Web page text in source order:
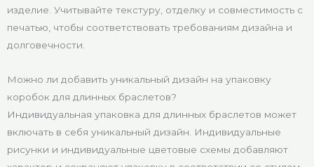
изделие. Учитывайте текстуру, отделку и совместимость с
печатью, чтобы соответствовать требованиям дизайна и
долговечности.
Можно ли добавить уникальный дизайн на упаковку
коробок для длинных браслетов?
Индивидуальная упаковка для длинных браслетов может
включать в себя уникальный дизайн. Индивидуальные
рисунки и индивидуальные цветовые схемы добавляют